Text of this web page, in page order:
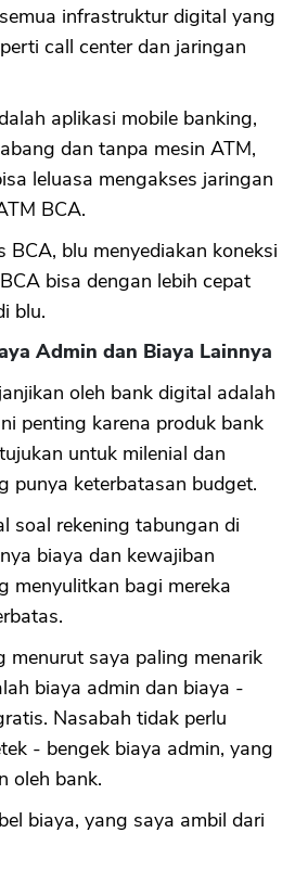
infrastruktur digital yang
call center dan jaringan
aplikasi mobile banking,
dan tanpa mesin ATM,
leluasa mengakses jaringan
BCA.
BCA, blu menyediakan koneksi
bisa dengan lebih cepat
blu.
Admin dan Biaya Lainnya
oleh bank digital adalah
penting karena produk bank
untuk milenial dan
punya keterbatasan budget.
soal rekening tabungan di
biaya dan kewajiban
menyulitkan bagi mereka
menurut saya paling menarik
biaya admin dan biaya -
Nasabah tidak perlu
- bengek biaya admin, yang
oleh bank.
biaya, yang saya ambil dari